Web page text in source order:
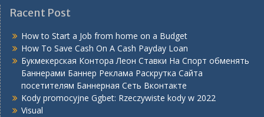
Racent Post
How to Start a Job from home on a Budget
How To Save Cash On A Cash Payday Loan
Букмекерская Контора Леон Ставки На Спорт обменять
Баннерами Баннер Реклама Раскрутка Сайта
посетителям Баннерная Сеть Вконтакте
Kody promocyjne Ggbet: Rzeczywiste kody w 2022
Visual